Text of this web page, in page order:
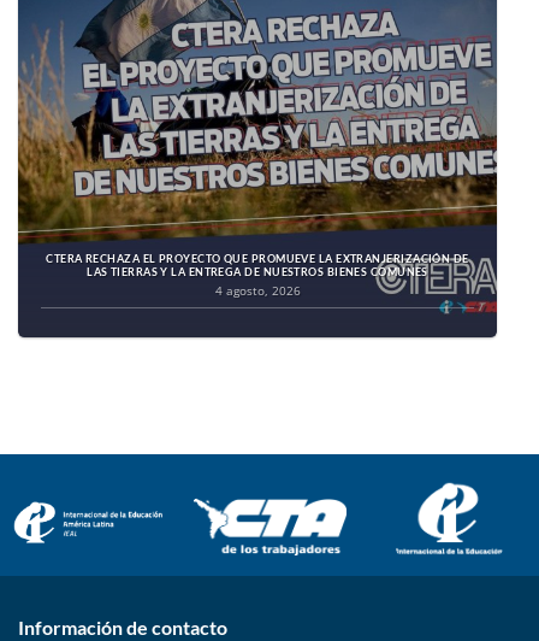
CTERA RECHAZA EL PROYECTO QUE PROMUEVE LA EXTRANJERIZACIÓN DE
LAS TIERRAS Y LA ENTREGA DE NUESTROS BIENES COMUNES
4 agosto, 2026
Información de contacto